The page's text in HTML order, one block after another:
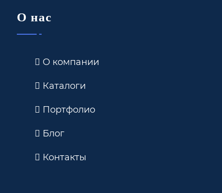
О нас
О компании
Каталоги
Портфолио
Блог
Контакты